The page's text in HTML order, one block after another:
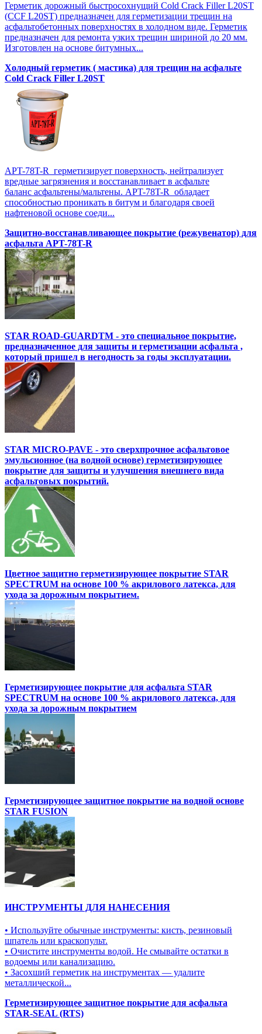
Герметик дорожный быстросохнущий Cold Crack Filler L20SТ
(CCF L20SТ) предназначен для герметизации трещин на
асфальтобетонных поверхностях в холодном виде. Герметик
предназначен для ремонта узких трещин шириной до 20 мм.
Изготовлен на основе битумных...
Холодный герметик ( мастика) для трещин на асфальте
Cold Crack Filler L20SТ
APT-78T-R герметизирует поверхность, нейтрализует
вредные загрязнения и восстанавливает в асфальте
баланс асфальтены/мальтены. APT-78T-R обладает
способностью проникать в битум и благодаря своей
нафтеновой основе соеди...
Защитно-восстанавливающее покрытие (режувенатор) для
асфальта APT-78T-R
STAR ROAD-GUARDTM - это специальное покрытие,
предназначенное для защиты и герметизации асфальта ,
который пришел в негодность за годы эксплуатации.
STAR MICRO-PAVE - это сверхпрочное асфальтовое
эмульсионное (на водной основе) герметизирующее
покрытие для защиты и улучшения внешнего вида
асфальтовых покрытий.
Цветное защитно герметизирующее покрытие STAR
SPECTRUM на основе 100 % акрилового латекса, для
ухода за дорожным покрытием.
Герметизирующее покрытие для асфальта STAR
SPECTRUM на основе 100 % акрилового латекса, для
ухода за дорожным покрытием
Герметизирующее защитное покрытие на водной основе
STAR FUSION
ИНСТРУМЕНТЫ ДЛЯ НАНЕСЕНИЯ
• Используйте обычные инструменты: кисть, резиновый
шпатель или краскопульт.
• Очистите инструменты водой. Не смывайте остатки в
водоемы или канализацию.
• Засохший герметик на инструментах — удалите
металлической...
Герметизирующее защитное покрытие для асфальта
STAR-SEAL (RTS)